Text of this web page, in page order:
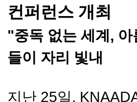
컨퍼런스 개최
"중독 없는 세계,
들이 자리 빛내
지난 25일,